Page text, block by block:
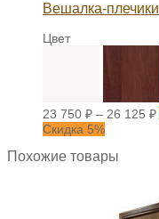
Вешалка-плечики
Цвет
23 750 ₽ – 26 125 ₽
Скидка 5%
Похожие товары